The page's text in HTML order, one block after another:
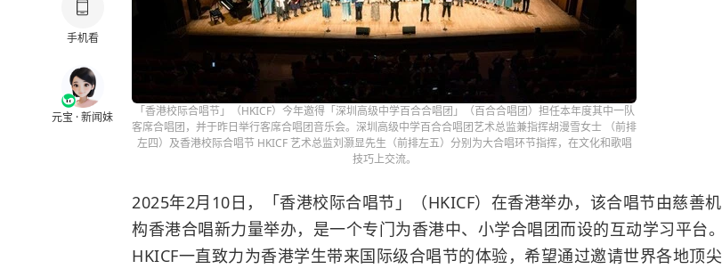
手机看
元宝 · 新闻妹
「香港校际合唱节」（HKICF）今年邀得「深圳高级中学百合合唱团」（百合合唱团）担任本年度其中一队
客席合唱团，并于昨日举行客席合唱团音乐会。深圳高级中学百合合唱团艺术总监兼指挥胡漫雪女士 （前排
左四）及香港校际合唱节 HKICF 艺术总监刘灏显先生（前排左五）分别为大合唱环节指挥，在文化和歌唱
技巧上交流。
2025年2月10日，「香港校际合唱节」（HKICF）在香港举办，该合唱节由慈善机
构香港合唱新力量举办，是一个专门为香港中、小学合唱团而设的互动学习平台。
HKICF一直致力为香港学生带来国际级合唱节的体验，希望通过邀请世界各地顶尖